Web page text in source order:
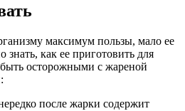
максимум пользы, мало ее
как ее приготовить для
осторожными с жареной
после жарки содержит